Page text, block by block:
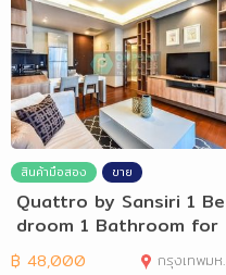
สินค้ามือสอง ขาย
Quattro by Sansiri 1 Be
droom 1 Bathroom for
Rent
฿ 48,000 กรุงเทพมหานคร